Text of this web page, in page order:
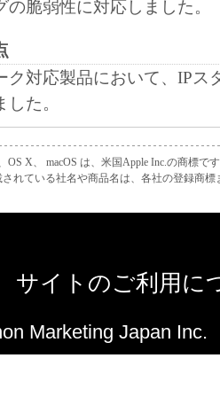
の脆弱性に対応しました。
ク対応製品において、IPス
た。
クラウド プリント） の
応製品において、WPA (Wi-
(Wi-Fi Protected Access
に対応しました。
合を修正しました。
OS X、 macOS は、米国Apple Inc.の商標で
れている社名や商品名は、各社の登録商標
サイトのご利用に
Marketing Japan Inc.